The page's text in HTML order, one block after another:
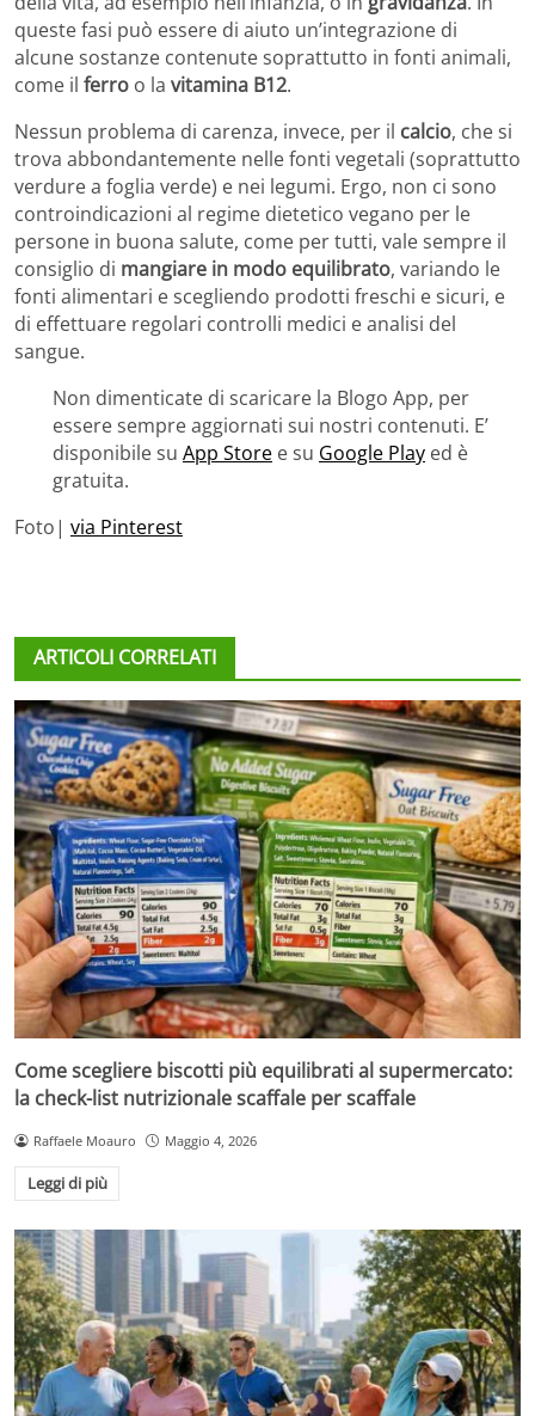
queste fasi può essere di aiuto un’integrazione di
alcune sostanze contenute soprattutto in fonti animali,
come il ferro o la vitamina B12.
Nessun problema di carenza, invece, per il calcio, che si
trova abbondantemente nelle fonti vegetali (soprattutto
verdure a foglia verde) e nei legumi. Ergo, non ci sono
controindicazioni al regime dietetico vegano per le
persone in buona salute, come per tutti, vale sempre il
consiglio di mangiare in modo equilibrato, variando le
fonti alimentari e scegliendo prodotti freschi e sicuri, e
di effettuare regolari controlli medici e analisi del
sangue.
Non dimenticate di scaricare la Blogo App, per
essere sempre aggiornati sui nostri contenuti. E’
disponibile su App Store e su Google Play ed è
gratuita.
Foto| via Pinterest
ARTICOLI CORRELATI
Come scegliere biscotti più equilibrati al supermercato:
la check-list nutrizionale scaffale per scaffale
Raffaele Moauro Maggio 4, 2026
Leggi di più